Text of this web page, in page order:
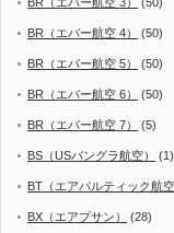
BR（エバー航空 4） (50)
BR（エバー航空 5） (50)
BR（エバー航空 6） (50)
BR（エバー航空 7） (5)
BS（USバングラ航空） (1)
BT（エアバルティック航空
BX（エアプサン） (28)